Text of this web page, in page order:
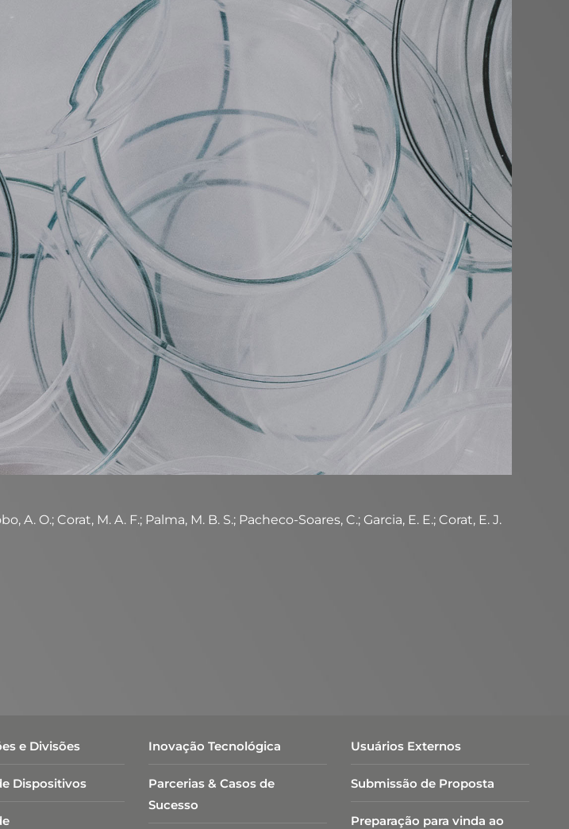
A. O.; Corat, M. A. F.; Palma, M. B. S.; Pacheco-Soares, C.; Garcia, E. E.; Corat, E. J.
e Divisões
Dispositivos
Inovação Tecnológica
Parcerias & Casos de
Sucesso
Usuários Externos
Submissão de Proposta
Preparação para vinda ao